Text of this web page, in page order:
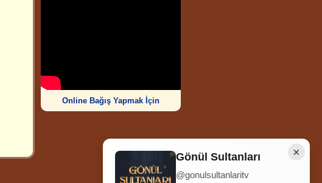
Online Bağış Yapmak İçin
Ziyaretçi Sayısı
252.006.585
×
Gönül Sultanları
@gonulsultanlaritv